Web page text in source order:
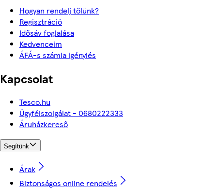
Hogyan rendelj tőlünk?
Regisztráció
Idősáv foglalása
Kedvenceim
ÁFÁ-s számla igénylés
Kapcsolat
Tesco.hu
Ügyfélszolgálat - 0680222333
Áruházkereső
Segítünk
Árak
Biztonságos online rendelés